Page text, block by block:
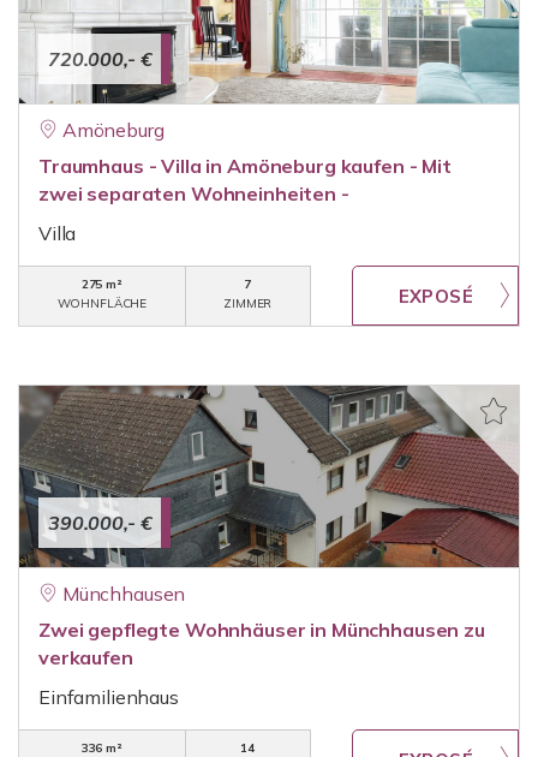
720.000,- €
Amöneburg
Traumhaus - Villa in Amöneburg kaufen - Mit
zwei separaten Wohneinheiten -
Villa
275 m²
WOHNFLÄCHE
7
ZIMMER
390.000,- €
Münchhausen
Zwei gepflegte Wohnhäuser in Münchhausen zu
verkaufen
Einfamilienhaus
336 m²
14